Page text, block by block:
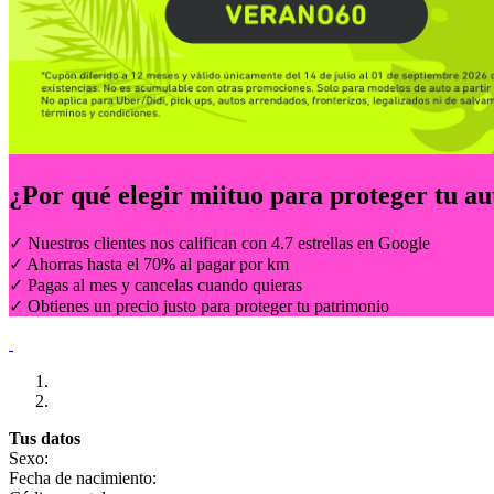
¿Por qué elegir miituo para proteger tu
✓ Nuestros clientes nos califican con 4.7 estrellas en Google
✓ Ahorras hasta el 70% al pagar por km
✓ Pagas al mes y cancelas cuando quieras
✓ Obtienes un precio justo para proteger tu patrimonio
Tus datos
Sexo:
Fecha de nacimiento: